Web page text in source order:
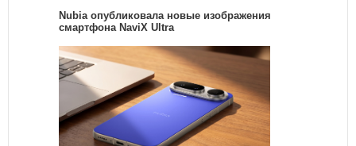
Nubia опубликовала новые изображения
смартфона NaviX Ultra